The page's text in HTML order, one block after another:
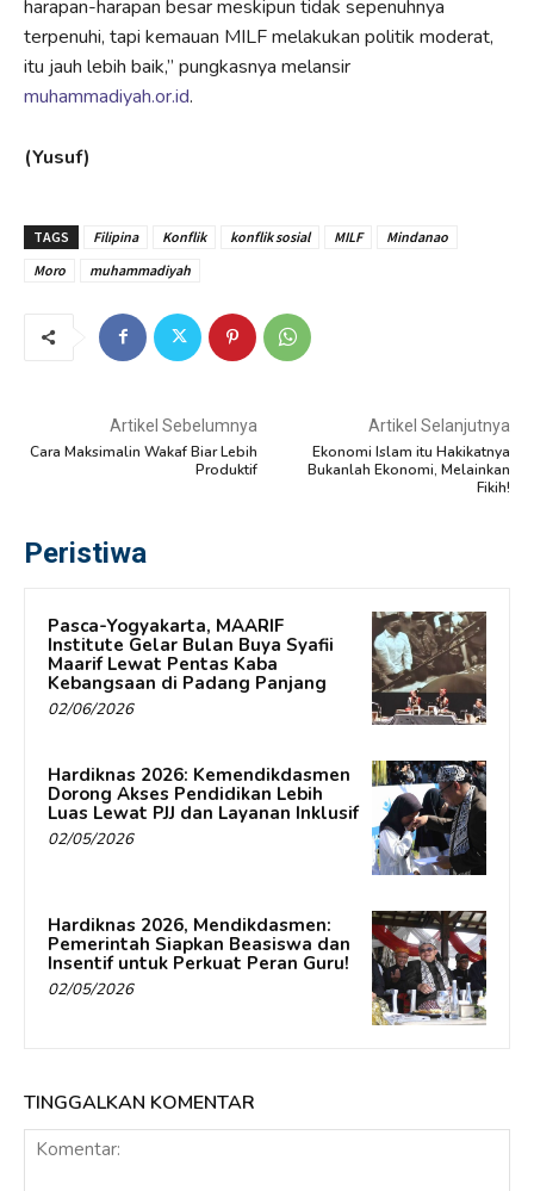
harapan-harapan besar meskipun tidak sepenuhnya
terpenuhi, tapi kemauan MILF melakukan politik moderat,
itu jauh lebih baik,” pungkasnya melansir
muhammadiyah.or.id.
(Yusuf)
TAGS Filipina Konflik konflik sosial MILF
Mindanao
Moro
muhammadiyah
Artikel Sebelumnya
Cara Maksimalin Wakaf Biar Lebih
Produktif
Artikel Selanjutnya
Ekonomi Islam itu Hakikatnya
Bukanlah Ekonomi, Melainkan
Fikih!
Peristiwa
Pasca-Yogyakarta, MAARIF
Institute Gelar Bulan Buya Syafii
Maarif Lewat Pentas Kaba
Kebangsaan di Padang Panjang
02/06/2026
Hardiknas 2026: Kemendikdasmen
Dorong Akses Pendidikan Lebih
Luas Lewat PJJ dan Layanan Inklusif
02/05/2026
Hardiknas 2026, Mendikdasmen:
Pemerintah Siapkan Beasiswa dan
Insentif untuk Perkuat Peran Guru!
02/05/2026
TINGGALKAN KOMENTAR